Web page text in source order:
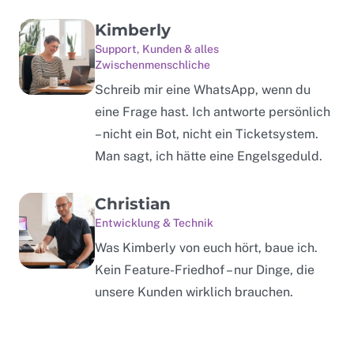
Kimberly
Support, Kunden & alles
Zwischenmenschliche
Schreib mir eine WhatsApp, wenn du
eine Frage hast. Ich antworte persönlich
– nicht ein Bot, nicht ein Ticketsystem.
Man sagt, ich hätte eine Engelsgeduld.
Christian
Entwicklung & Technik
Was Kimberly von euch hört, baue ich.
Kein Feature-Friedhof – nur Dinge, die
unsere Kunden wirklich brauchen.